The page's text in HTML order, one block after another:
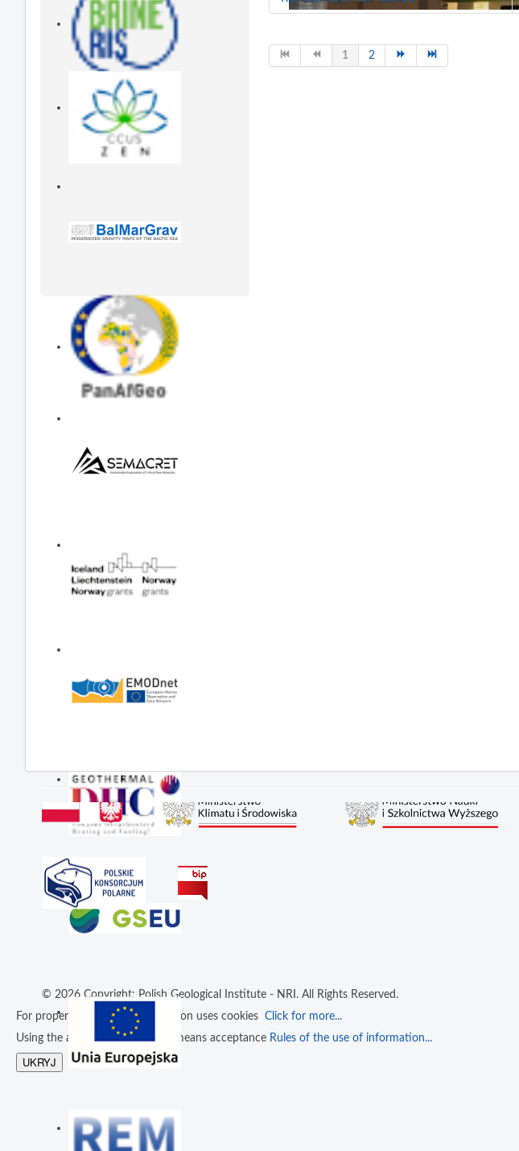
1 2
© 2026 Copyright: Polish Geological Institute - NRI. All Rights Reserved.
For proper operation an application uses cookies Click for more...
Using the application resources means acceptance Rules of the use of information...